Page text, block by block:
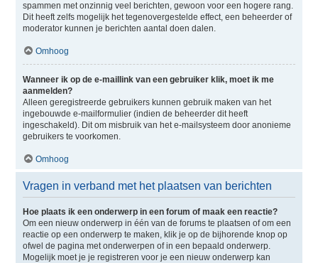
spammen met onzinnig veel berichten, gewoon voor een hogere rang.
Dit heeft zelfs mogelijk het tegenovergestelde effect, een beheerder of
moderator kunnen je berichten aantal doen dalen.
Omhoog
Wanneer ik op de e-maillink van een gebruiker klik, moet ik me
aanmelden?
Alleen geregistreerde gebruikers kunnen gebruik maken van het
ingebouwde e-mailformulier (indien de beheerder dit heeft
ingeschakeld). Dit om misbruik van het e-mailsysteem door anonieme
gebruikers te voorkomen.
Omhoog
Vragen in verband met het plaatsen van berichten
Hoe plaats ik een onderwerp in een forum of maak een reactie?
Om een nieuw onderwerp in één van de forums te plaatsen of om een
reactie op een onderwerp te maken, klik je op de bijhorende knop op
ofwel de pagina met onderwerpen of in een bepaald onderwerp.
Mogelijk moet je je registreren voor je een nieuw onderwerp kan